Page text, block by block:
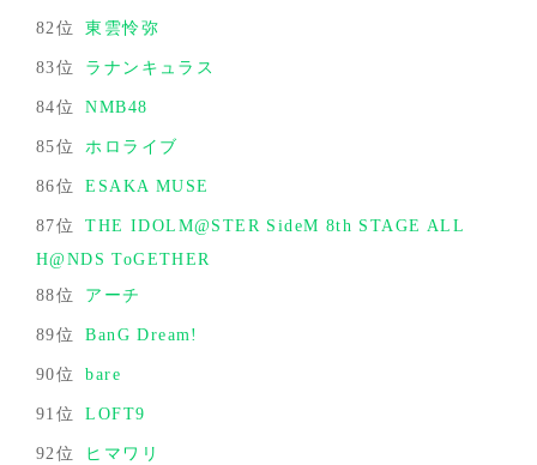
82位 東雲怜弥
83位 ラナンキュラス
84位 NMB48
85位 ホロライブ
86位 ESAKA MUSE
87位
THE IDOLM@STER SideM 8th STAGE ALL
H@NDS ToGETHER
88位 アーチ
89位 BanG Dream!
90位 bare
91位 LOFT9
92位 ヒマワリ